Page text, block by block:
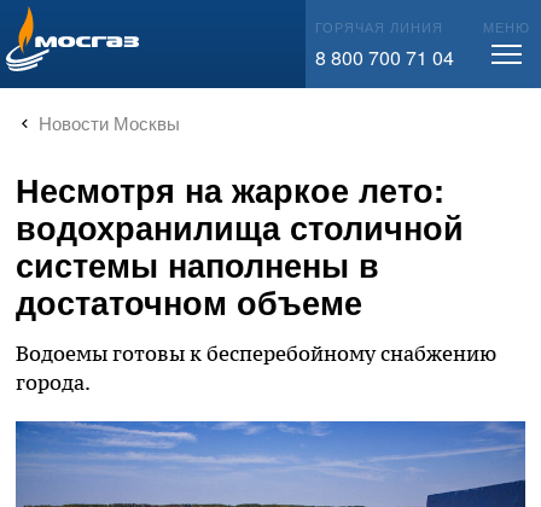
info@mos-gaz.ru ГОРЯЧАЯ ЛИНИЯ
8 800 700 71 04
МЕНЮ
Новости Москвы
Несмотря на жаркое лето:
водохранилища столичной
системы наполнены в
достаточном объеме
Водоемы готовы к бесперебойному снабжению
города.